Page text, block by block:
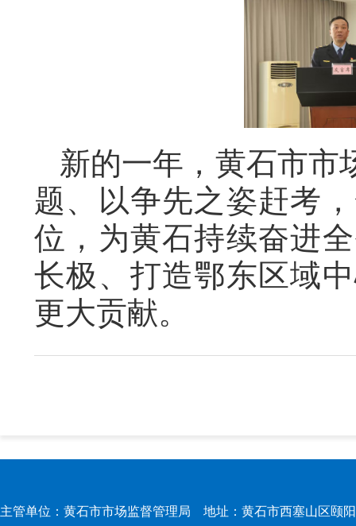
新的一年，黄石市市
题、以争先之姿赶考
位，为黄石持续奋进
长极、打造鄂东区域
更大贡献。
主管单位：黄石市市场监督管理局 地址：黄石市西塞山区颐